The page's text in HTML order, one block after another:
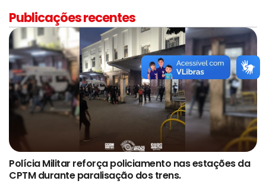
Publicações recentes
Polícia Militar reforça policiamento nas estações da
CPTM durante paralisação dos trens.